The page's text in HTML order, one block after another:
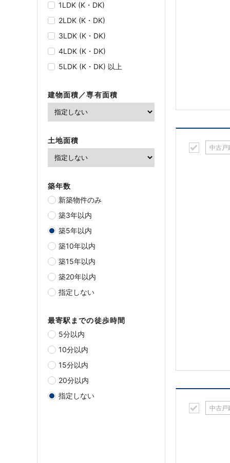
1LDK (K・DK)
2LDK (K・DK)
3LDK (K・DK)
4LDK (K・DK)
5LDK (K・DK) 以上
建物面積／専有面積
土地面積
築年数
新築物件のみ
築3年以内
築5年以内
築10年以内
築15年以内
築20年以内
指定しない
最寄駅までの徒歩時間
5分以内
10分以内
15分以内
20分以内
指定しない
中古戸
中古戸